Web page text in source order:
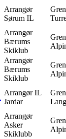
Arrangør
Sørum IL
Gren
Arrangør
Bærums
Skiklub
Gren
Arrangør
Bærums
Skiklub
Gren
Arrangør IL
Jardar
Gren
Arrangør
Asker
Skiklubb
Gren